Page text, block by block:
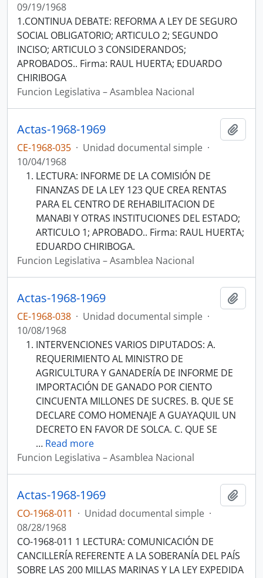
09/19/1968
1.CONTINUA DEBATE: REFORMA A LEY DE SEGURO
SOCIAL OBLIGATORIO; ARTICULO 2; SEGUNDO
INCISO; ARTICULO 3 CONSIDERANDOS;
APROBADOS.. Firma: RAUL HUERTA; EDUARDO
CHIRIBOGA
Funcion Legislativa – Asamblea Nacional
Actas-1968-1969
CE-1968-035 · Unidad documental simple ·
10/04/1968
LECTURA: INFORME DE LA COMISIÓN DE
FINANZAS DE LA LEY 123 QUE CREA RENTAS
PARA EL CENTRO DE REHABILITACION DE
MANABI Y OTRAS INSTITUCIONES DEL ESTADO;
ARTICULO 1; APROBADO.. Firma: RAUL HUERTA;
EDUARDO CHIRIBOGA.
Funcion Legislativa – Asamblea Nacional
Actas-1968-1969
CE-1968-038 · Unidad documental simple ·
10/08/1968
INTERVENCIONES VARIOS DIPUTADOS: A.
REQUERIMIENTO AL MINISTRO DE
AGRICULTURA Y GANADERÍA DE INFORME DE
IMPORTACIÓN DE GANADO POR CIENTO
CINCUENTA MILLONES DE SUCRES. B. QUE SE
DECLARE COMO HOMENAJE A GUAYAQUIL UN
DECRETO EN FAVOR DE SOLCA. C. QUE SE
… Read more
Funcion Legislativa – Asamblea Nacional
Actas-1968-1969
CO-1968-011 · Unidad documental simple ·
08/28/1968
CO-1968-011 1 LECTURA: COMUNICACIÓN DE
CANCILLERÍA REFERENTE A LA SOBERANÍA DEL PAÍS
SOBRE LAS 200 MILLAS MARINAS Y LA LEY EXPEDIDA